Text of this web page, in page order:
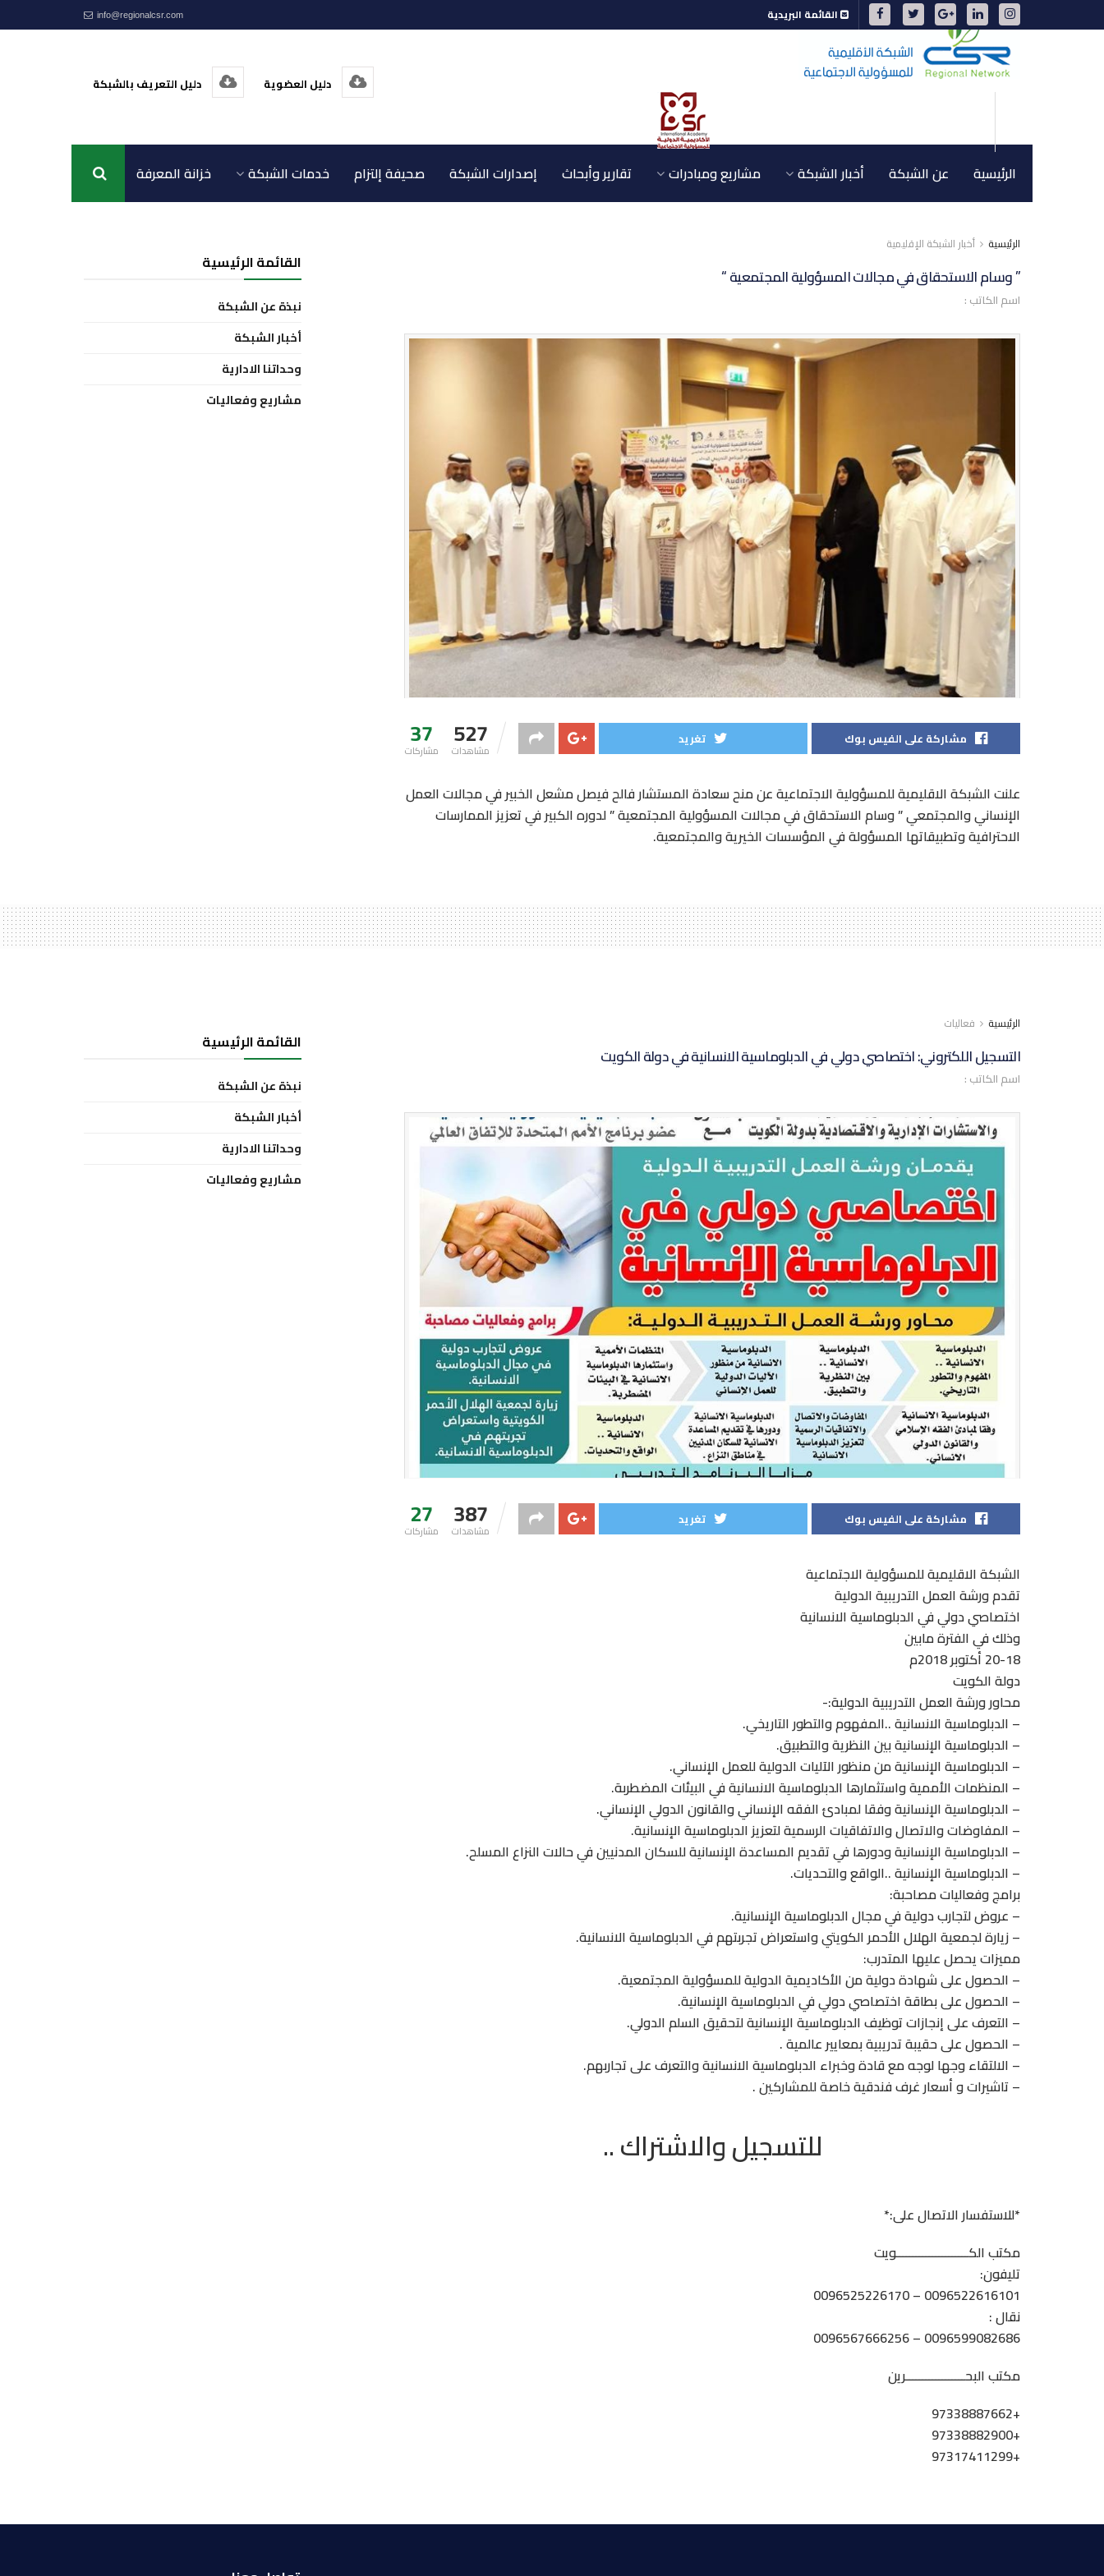
القائمة البريدية info@regionalcsr.com
دليل العضوية دليل التعريف بالشبكة
الرئيسية عن الشبكة أخبار الشبكة مشاريع ومبادرات تقارير وأبحاث إصدارات الشبكة صحيفة إلتزام خدمات الشبكة خزانة المعرفة اتصل بنا
الرئيسية أخبار الشبكة الإقليمية
” وسام الاستحقاق في مجالات المسؤولية المجتمعية “
اسم الكاتب :
37
مشاركات 527
مشاهدات
مشاركة على الفيس بوك تغريد
علنت الشبكة الاقليمية للمسؤولية الاجتماعية عن منح سعادة المستشار فالح فيصل مشعل الخبير في مجالات العمل
الإنساني والمجتمعي ” وسام الاستحقاق في مجالات المسؤولية المجتمعية ” لدوره الكبير في تعزيز الممارسات
الاحترافية وتطبيقاتها المسؤولة في المؤسسات الخيرية والمجتمعية.
القائمة الرئيسية
نبذة عن الشبكة
أخبار الشبكة
وحداتنا الادارية
مشاريع وفعاليات
الرئيسية فعاليات
التسجيل اللكتروني: اختصاصي دولي في الدبلوماسية الانسانية في دولة الكويت
اسم الكاتب :
27
مشاركات 387
مشاهدات
مشاركة على الفيس بوك تغريد
الشبكة الاقليمية للمسؤولية الاجتماعية
تقدم ورشة العمل التدريبية الدولية
اختصاصي دولي في الدبلوماسية الانسانية
وذلك في الفترة مابين
20-18 أكتوبر 2018م
دولة الكويت
محاور ورشة العمل التدريبية الدولية:-
– الدبلوماسية الانسانية ..المفهوم والتطور التاريخي.
– الدبلوماسية الإنسانية بين النظرية والتطبيق.
– الدبلوماسية الإنسانية من منظور الآليات الدولية للعمل الإنساني.
– المنظمات الأممية واستثمارها الدبلوماسية الانسانية في البيئات المضطربة.
– الدبلوماسية الإنسانية وفقا لمبادئ الفقه الإنساني والقانون الدولي الإنساني.
– المفاوضات والاتصال والاتفاقيات الرسمية لتعزيز الدبلوماسية الإنسانية.
– الدبلوماسية الإنسانية ودورها في تقديم المساعدة الإنسانية للسكان المدنيين في حالات النزاع المسلح.
– الدبلوماسية الإنسانية ..الواقع والتحديات.
برامج وفعاليات مصاحبة:
– عروض لتجارب دولية في مجال الدبلوماسية الإنسانية.
– زيارة لجمعية الهلال الأحمر الكويتي واستعراض تجربتهم في الدبلوماسية الانسانية.
مميزات يحصل عليها المتدرب:
– الحصول على شهادة دولية من الأكاديمية الدولية للمسؤولية المجتمعية.
– الحصول على بطاقة اختصاصي دولي في الدبلوماسية الإنسانية.
– التعرف على إنجازات توظيف الدبلوماسية الإنسانية لتحقيق السلم الدولي.
– الحصول على حقيبة تدريبية بمعايير عالمية .
– الالتقاء وجها لوجه مع قادة وخبراء الدبلوماسية الانسانية والتعرف على تجاربهم.
– تاشيرات و أسعار غرف فندقية خاصة للمشاركين .
للتسجيل والاشتراك ..
*للاستفسار الاتصال على:*
مكتب الكــــــــــــــــــــــويت
تليفون:
0096522616101 – 0096525226170
نقال :
0096599082686 – 0096567666256
مكتب البحــــــــــــــــــرين
+97338887662
+97338882900
+97317411299
القائمة الرئيسية
نبذة عن الشبكة
أخبار الشبكة
وحداتنا الادارية
مشاريع وفعاليات